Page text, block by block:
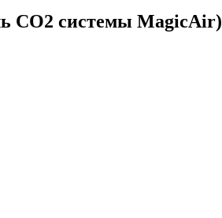
CO2 системы MagicAir)